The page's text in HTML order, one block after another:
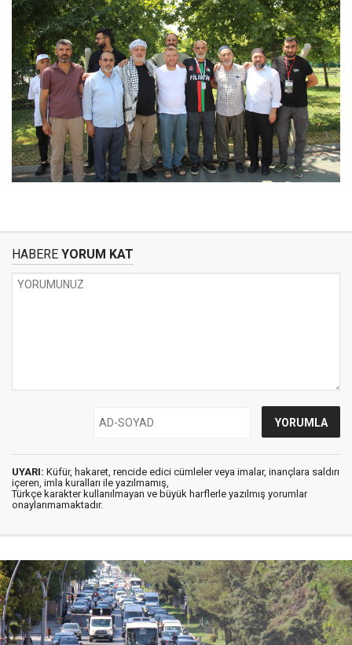
HABERE YORUM KAT
UYARI: Küfür, hakaret, rencide edici cümleler veya imalar, inançlara saldırı
içeren, imla kuralları ile yazılmamış,
Türkçe karakter kullanılmayan ve büyük harflerle yazılmış yorumlar
onaylanmamaktadır.